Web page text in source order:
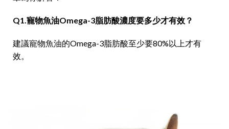
Q1.寵物魚油Omega-3脂肪酸濃度要多少才有效？
建議寵物魚油的Omega-3脂肪酸至少要80%以上才有
效。